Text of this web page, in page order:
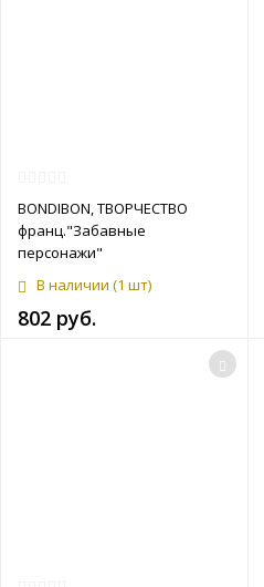
BONDIBON, ТВОРЧЕСТВО
франц."Забавные
персонажи"
В наличии (1 шт)
802 руб.